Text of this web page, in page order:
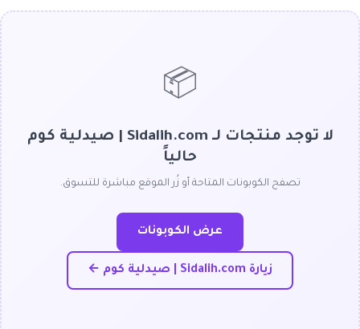
📦
لا توجد منتجات لـ Sidalih.com | صيدلية كوم
حالياً
تصفح الكوبونات المتاحة أو زُر الموقع مباشرة للتسوق.
عرض الكوبونات
زيارة Sidalih.com | صيدلية كوم ←